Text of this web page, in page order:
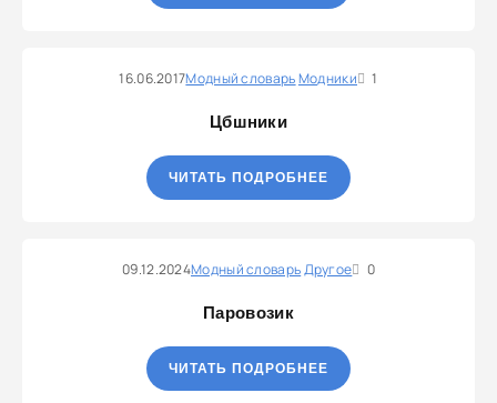
16.06.2017Модный словарьМодники 1
Цбшники
ЧИТАТЬ ПОДРОБНЕЕ
09.12.2024Модный словарьДругое 0
Паровозик
ЧИТАТЬ ПОДРОБНЕЕ